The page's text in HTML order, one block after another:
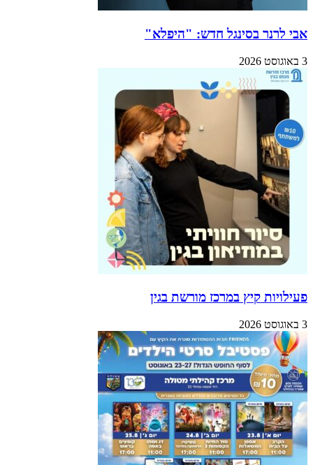
אבי לרנר בסינגל חדש: "היפלא"
3 באוגוסט 2026
פעילויות קיץ במרכז מורשת בגין
3 באוגוסט 2026